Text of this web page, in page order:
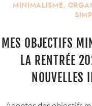
MINIMALISME,
MES OBJECTIFS
LA RENTRÉE
NOUVELLES